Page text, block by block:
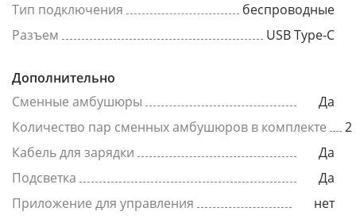
Тип подключения
беспроводные
Разъем
USB Type-C
Дополнительно
Сменные амбушюры
Да
Количество пар сменных амбушюров в комплекте
2
Кабель для зарядки
Да
Подсветка
Да
Приложение для управления
нет